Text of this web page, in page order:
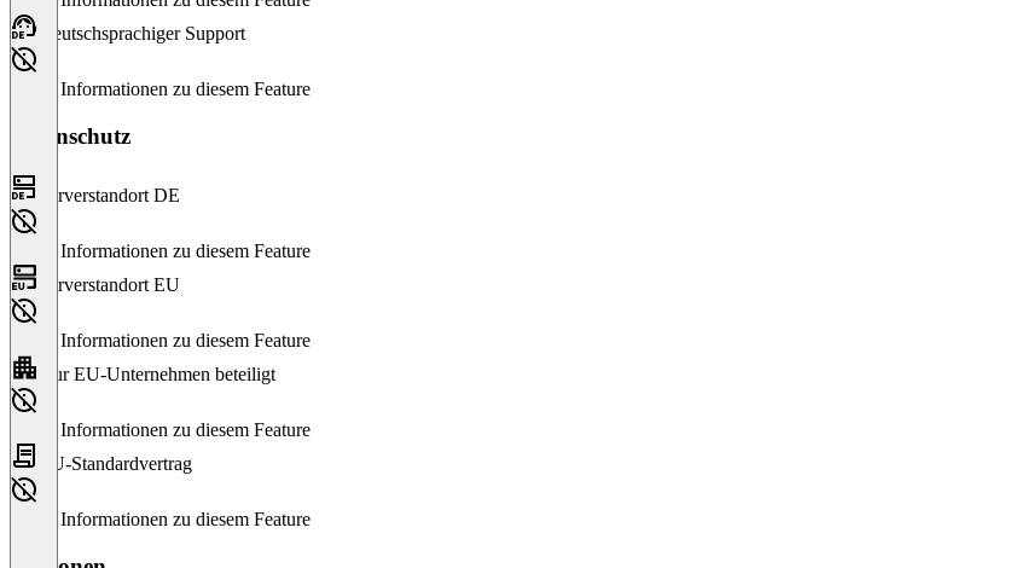
Deutschsprachiger Support
Keine Informationen zu diesem Feature
Datenschutz
Serverstandort DE
Keine Informationen zu diesem Feature
Serverstandort EU
Keine Informationen zu diesem Feature
Nur EU-Unternehmen beteiligt
Keine Informationen zu diesem Feature
EU-Standardvertrag
Keine Informationen zu diesem Feature